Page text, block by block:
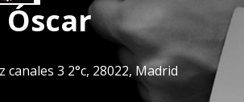
3 2°c, 28022, Madrid